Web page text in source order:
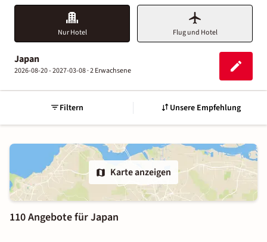
Nur Hotel Flug und Hotel
Japan
2026-08-20 - 2027-03-08 ·2 Erwachsene
Filtern Unsere Empfehlung
Karte anzeigen
110 Angebote für Japan